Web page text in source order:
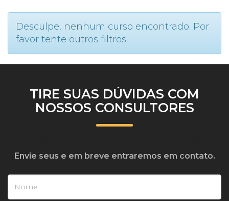
Internacionalização
UATI
Desculpe, nenhum curso encontrado. Por
favor tente outros filtros.
TIRE SUAS DÚVIDAS COM
NOSSOS CONSULTORES
Envie seus e em breve entraremos em contato.